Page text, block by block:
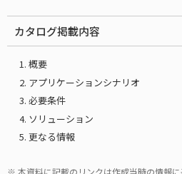
カタログ掲載内容
概要
アプリケーションシナリオ
必要条件
ソリューション
更なる情報
本資料に記載のリンクは作成当時の情報に